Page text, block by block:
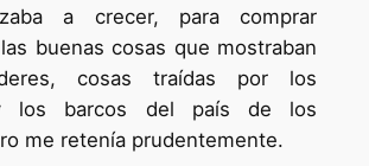
a crecer, para comprar
buenas cosas que mostraban
cosas traídas por los
los barcos del país de los
me retenía prudentemente.